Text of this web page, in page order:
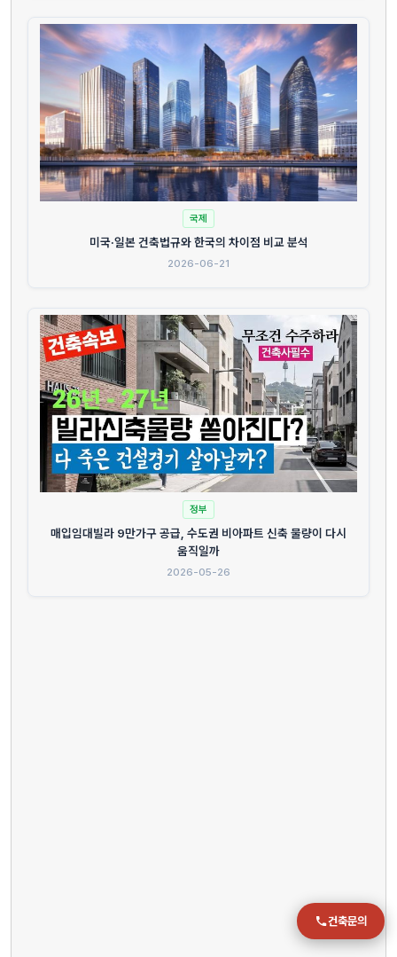
국제
미국·일본 건축법규와 한국의 차이점 비교 분석
2026-06-21
정부
매입임대빌라 9만가구 공급, 수도권 비아파트 신축 물량이 다시
움직일까
2026-05-26
건축문의